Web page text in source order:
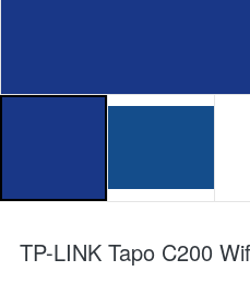
TP-LINK Tapo C200